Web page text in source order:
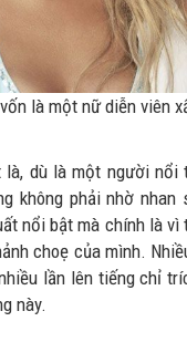
là một nữ diễn viên
dù là một người nổi
không phải nhờ nhan
nổi bật mà chính là vì
choẹ của mình.
lần lên tiếng chỉ
này.